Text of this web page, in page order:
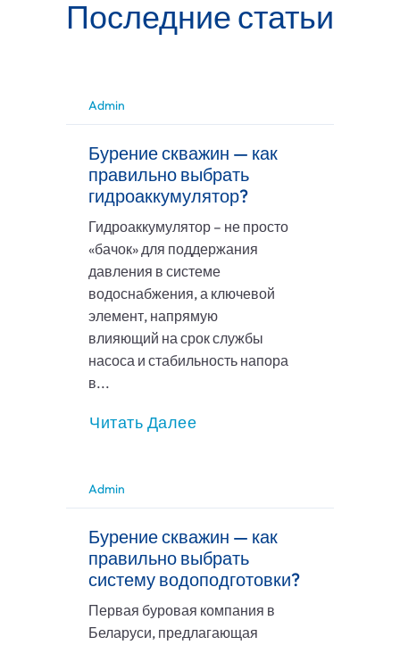
Последние статьи
Admin
Бурение скважин — как
правильно выбрать
гидроаккумулятор?
Гидроаккумулятор – не просто
«бачок» для поддержания
давления в системе
водоснабжения, а ключевой
элемент, напрямую
влияющий на срок службы
насоса и стабильность напора
в...
Читать Далее
Admin
Бурение скважин — как
правильно выбрать
систему водоподготовки?
Первая буровая компания в
Беларуси, предлагающая